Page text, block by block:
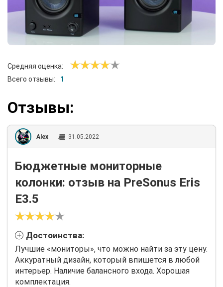
Средняя оценка:
Всего отзывы:
1
Отзывы:
Alex 31.05.2022
Бюджетные мониторные
колонки: отзыв на PreSonus Eris
E3.5
Достоинства:
Лучшие «мониторы», что можно найти за эту цену.
Аккуратный дизайн, который впишется в любой
интерьер. Наличие балансного входа. Хорошая
комплектация.